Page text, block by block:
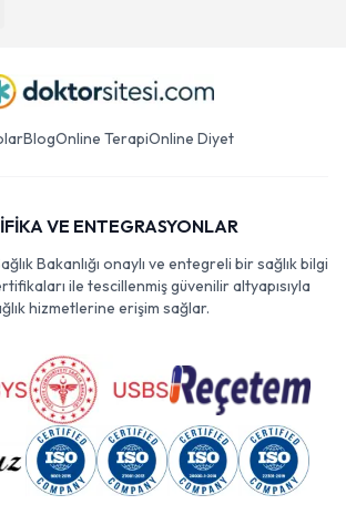
BlogOnline TerapiOnline Diyet
VE ENTEGRASYONLAR
Bakanlığı onaylı ve entegreli bir sağlık bilgi
ile tescillenmiş güvenilir altyapısıyla
hizmetlerine erişim sağlar.